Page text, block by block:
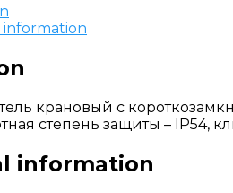
information
крановый с
степень защиты – IP54,
information